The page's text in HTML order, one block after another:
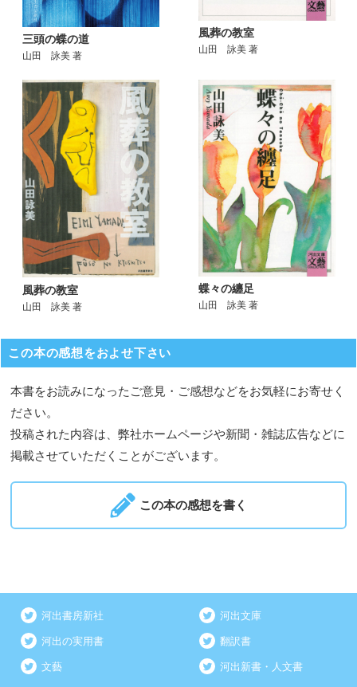
三頭の蝶の道
山田 詠美 著
風葬の教室
山田 詠美 著
風葬の教室
山田 詠美 著
蝶々の纏足
山田 詠美 著
この本の感想をおよせ下さい
本書をお読みになったご意見・ご感想などをお気軽にお寄せく
ださい。
投稿された内容は、弊社ホームページや新聞・雑誌広告などに
掲載させていただくことがございます。
この本の感想を書く
河出書房新社 河出文庫
河出の実用書 翻訳書
文藝 河出新書・人文書